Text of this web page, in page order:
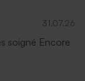
31.07.26
soigné Encore